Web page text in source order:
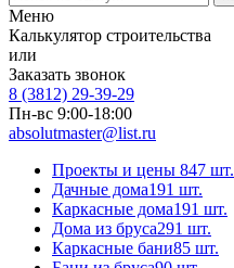
Меню
Калькулятор строительства
или
Заказать звонок
8 (3812) 29-39-29
Пн-вс 9:00-18:00
absolutmaster@list.ru
Проекты и цены 847 шт.
Дачные дома191 шт.
Каркасные дома191 шт.
Дома из бруса291 шт.
Каркасные бани85 шт.